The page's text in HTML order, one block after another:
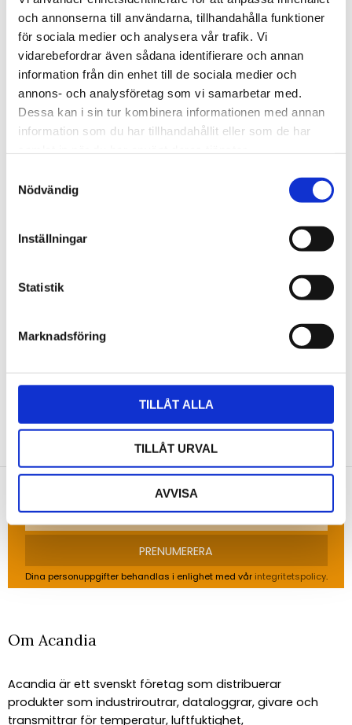
och annonserna till användarna, tillhandahålla funktioner
för sociala medier och analysera vår trafik. Vi
vidarebefordrar även sådana identifierare och annan
information från din enhet till de sociala medier och
annons- och analysföretag som vi samarbetar med.
Dessa kan i sin tur kombinera informationen med annan
information som du har tillhandahållit eller som de har
Nödvändig
Inställningar
Statistik
Marknadsföring
TILLÅT ALLA
TILLÅT URVAL
AVVISA
STÄLL EN FRÅGA OM PRODUKTEN
Viktigaste egenskaper
Kort teknisk
sammanfattning
I paketet
Bli den första att lämna ett omdöme.
NYHETSBREV
Anmäl dig till vårt nyhetsbrev och ta del av de
senaste nyheterna!
PRENUMERERA
Dina personuppgifter behandlas i enlighet med vår integritetspolicy.
Om Acandia
Acandia är ett svenskt företag som distribuerar
produkter som industriroutrar, dataloggrar, givare och
transmittrar för temperatur, luftfuktighet,